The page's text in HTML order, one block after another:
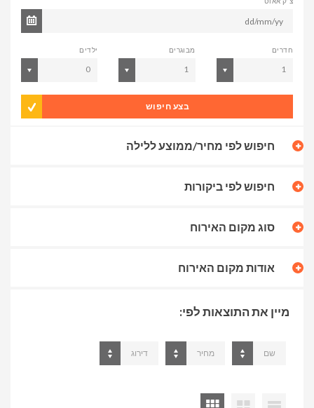
חדרים
1
מבוגרים
1
ילדים
0
בצע חיפוש
חיפוש לפי מחיר/ממוצע ללילה
חיפוש לפי ביקורות
סוג מקום האירוח
אודות מקום האירוח
מיין את התוצאות לפי:
שם מחיר דירוג